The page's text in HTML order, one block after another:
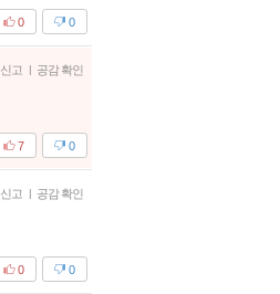
0
0
신고 | 공감 확인
0
7
신고 | 공감 확인
0
0